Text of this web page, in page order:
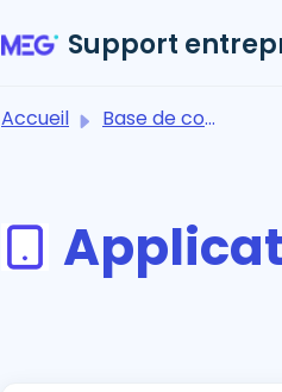
Support
Accueil Base de connaissances